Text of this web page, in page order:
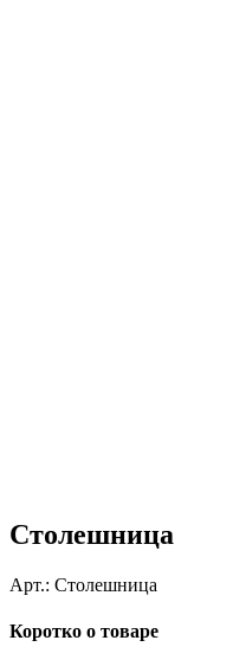
Столешница
Арт.: Столешница
Коротко о товаре